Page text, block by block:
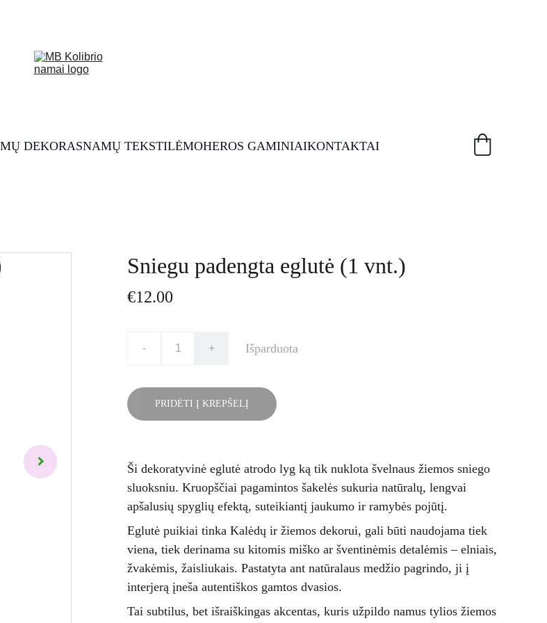
DEKORASNAMŲ TEKSTILĖMOHEROS GAMINIAIKONTAKTAI
Sniegu padengta eglutė (1 vnt.)
€12.00
- + Išparduota
PRIDĖTI Į KREPŠELĮ
Ši dekoratyvinė eglutė atrodo lyg ką tik nuklota švelnaus žiemos sniego
sluoksniu. Kruopščiai pagamintos šakelės sukuria natūralų, lengvai
apšalusių spyglių efektą, suteikiantį jaukumo ir ramybės pojūtį.
Eglutė puikiai tinka Kalėdų ir žiemos dekorui, gali būti naudojama tiek
viena, tiek derinama su kitomis miško ar šventinėmis detalėmis – elniais,
žvakėmis, žaisliukais. Pastatyta ant natūralaus medžio pagrindo, ji į
interjerą įneša autentiškos gamtos dvasios.
Tai subtilus, bet išraiškingas akcentas, kuris užpildo namus tylios žiemos